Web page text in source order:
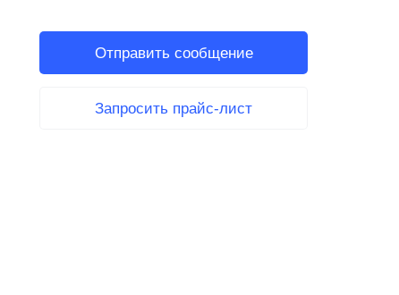
Отправить сообщение
Запросить прайс-лист